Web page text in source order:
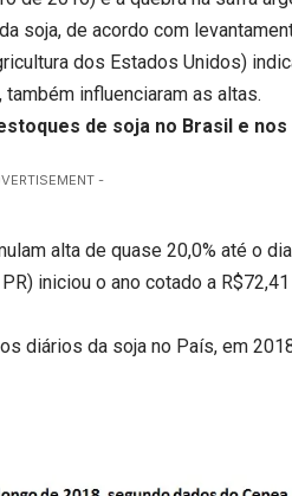
soja, de acordo com
dos Estados Unidos)
influenciaram as altas.
de soja no Brasil e
-
alta de quase 20,0% até o
iniciou o ano cotado a
diários da soja no País, em